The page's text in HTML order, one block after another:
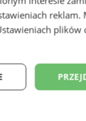
reklam.
plików